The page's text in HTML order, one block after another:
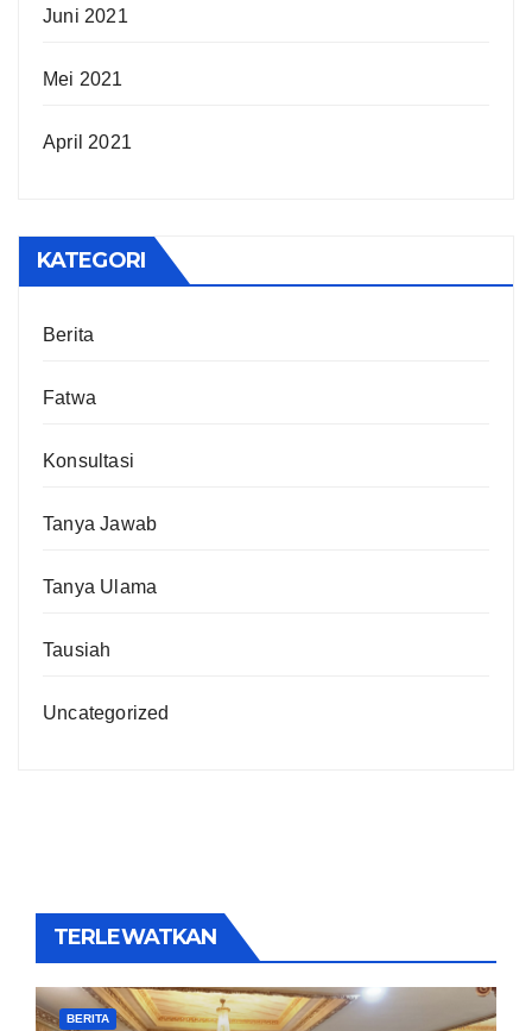
Juni 2021
Mei 2021
April 2021
KATEGORI
Berita
Fatwa
Konsultasi
Tanya Jawab
Tanya Ulama
Tausiah
Uncategorized
TERLEWATKAN
BERITA